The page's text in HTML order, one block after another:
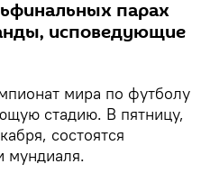
парах
исповедующие
мира по футболу
стадию. В пятницу,
состоятся
мундиаля.